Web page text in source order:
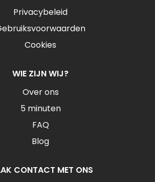
Privacybeleid
Cookies
WIE ZIJN WIJ?
Over ons
5 minuten
FAQ
Blog
CONTACT MET ONS